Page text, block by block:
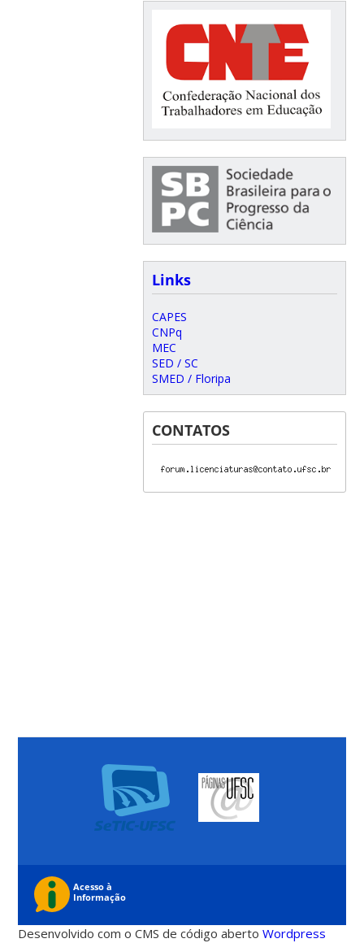
Links
CAPES
CNPq
MEC
SED / SC
SMED / Floripa
CONTATOS
Desenvolvido com o CMS de código abertoWordpress